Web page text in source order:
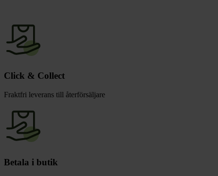
Click & Collect
Fraktfri leverans till återförsäljare
Betala i butik